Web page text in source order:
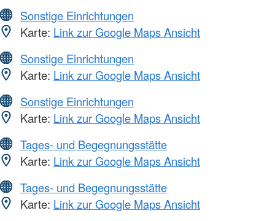
Sonstige Einrichtungen
Karte: Link zur Google Maps Ansicht
Sonstige Einrichtungen
Karte: Link zur Google Maps Ansicht
Sonstige Einrichtungen
Karte: Link zur Google Maps Ansicht
Tages- und Begegnungsstätte
Karte: Link zur Google Maps Ansicht
Tages- und Begegnungsstätte
Karte: Link zur Google Maps Ansicht